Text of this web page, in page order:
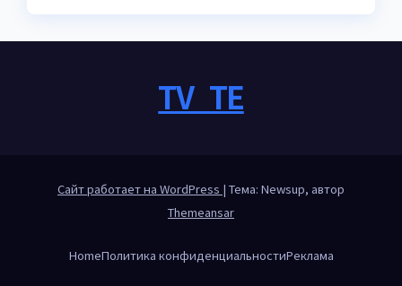
TV_TE
Сайт работает на WordPress | Тема: Newsup, автор
Themeansar
HomeПолитика конфиденциальностиРеклама